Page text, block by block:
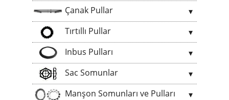
Çanak Pullar
Tırtıllı Pullar
Inbus Pulları
Sac Somunlar
Manşon Somunları ve Pulları